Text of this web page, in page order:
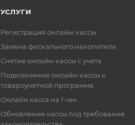
УСЛУГИ
Регистрация онлайн-кассы
Замена фискального накопителя
Снятие онлайн-кассы с учета
Подключение онлайн-кассы к
товароучетной программе
Онлайн касса на 1 чек
Обновление кассы под требование